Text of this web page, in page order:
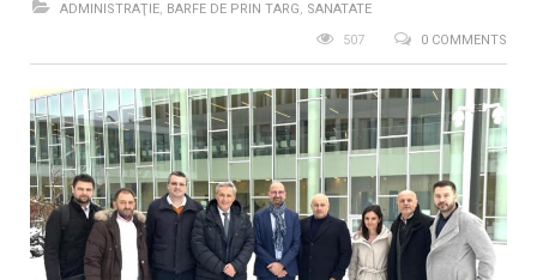
ADMINISTRAŢIE, BARFE DE PRIN TARG, SANATATE
0 COMMENTS
507